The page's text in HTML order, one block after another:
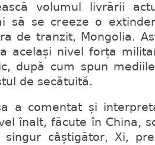
volumul livrării
să se creeze o
de tranzit, Mongolia.
același nivel forța
după cum spun
de secătuită.
a comentat și
înalt, făcute în China,
câștigător, Xi,